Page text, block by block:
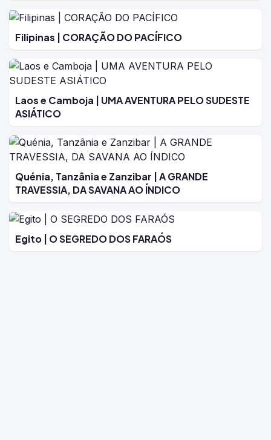
Filipinas | CORAÇÃO DO PACÍFICO
Laos e Camboja | UMA AVENTURA PELO SUDESTE
ASIÁTICO
Quénia, Tanzânia e Zanzibar | A GRANDE
TRAVESSIA, DA SAVANA AO ÍNDICO
Egito | O SEGREDO DOS FARAÓS